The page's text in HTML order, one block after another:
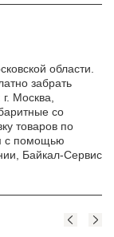
области.
забрать
Москва,
со
товаров по
с помощью
Байкал-Сервис